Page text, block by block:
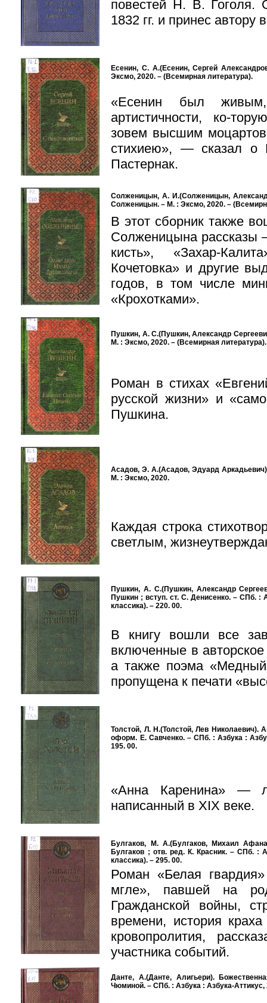
повестей Н. В. Гоголя.
1832 гг. и принес автору
Есенин, С. А.(Есенин, Сергей
Эксмо, 2020. – (Всемирная литература).
«Есенин был
артистичности, ко-
зовем высшим
стихиею», — сказал о
Пастернак.
Солженицын, А. И.(Солженицын,
Солженицын. – М. : Эксмо, 2020. –
В этот сборник также
Солженицына рассказы
кисть», «Захар-
Кочетовка» и другие
годов, в том числе
«Крохотками».
Пушкин, А. С.(Пушкин, Александр
М. : Эксмо, 2020. – (Всемирная
Роман в стихах
русской жизни» и
Пушкина.
Асадов, Э. А.(Асадов, Эдуард
М. : Эксмо, 2020.
Каждая строка
светлым,
Пушкин, А. С.(Пушкин, Александр
Пушкин ; вступ. ст. С. Денисенко. – СПб. :
классика). – 220. 00.
В книгу вошли все
включенные в
а также поэма
пропущена к печати
Толстой, Л. Н.(Толстой, Лев Николаевич).
оформ. Е. Савченко. – СПб. : Азбука :
195. 00.
«Анна Каренина» —
написанный в XIX веке.
Булгаков, М. А.(Булгаков, Михаил
Булгаков ; отв. ред. К. Красник. – СПб. :
классика). – 295. 00.
Роман «Белая
мгле», павшей на
Гражданской войны,
времени, история
кровопролития,
участника событий.
Данте, А.(Данте, Алигьери).
Чюминой. – СПб. : Азбука : Азбука-Аттикус,